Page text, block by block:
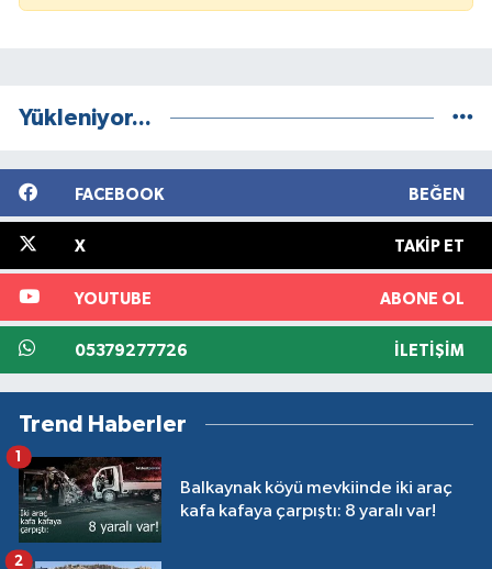
Yükleniyor...
FACEBOOK BEĞEN
X TAKIP ET
YOUTUBE ABONE OL
05379277726 İLETIŞIM
Trend Haberler
Balkaynak köyü mevkiinde iki araç
kafa kafaya çarpıştı: 8 yaralı var!
1
2